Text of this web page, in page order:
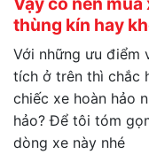
thùng kín hay
Với những ưu điểm
tích ở trên thì chắc
chiếc xe hoàn hảo
hảo? Để tôi tóm
dòng xe này nhé